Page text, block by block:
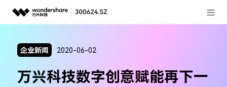
AIGC数字创意
实用工具
企业新闻 2020-06-02
万兴科技数字创意赋能再下一